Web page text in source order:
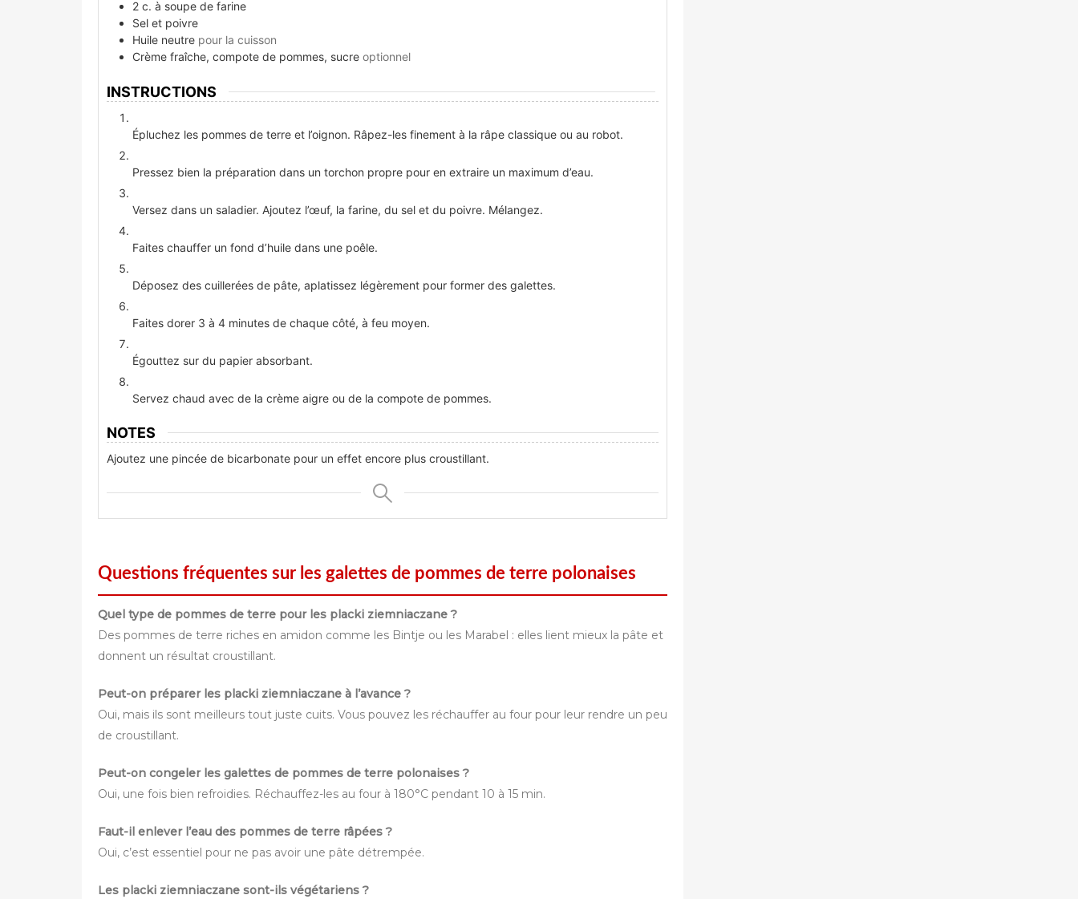
2 c. à soupe de farine
Sel et poivre
Huile neutre pour la cuisson
Crème fraîche, compote de pommes, sucre optionnel
INSTRUCTIONS
Épluchez les pommes de terre et l’oignon. Râpez-les finement à la râpe classique ou au robot.
Pressez bien la préparation dans un torchon propre pour en extraire un maximum d’eau.
Versez dans un saladier. Ajoutez l’œuf, la farine, du sel et du poivre. Mélangez.
Faites chauffer un fond d’huile dans une poêle.
Déposez des cuillerées de pâte, aplatissez légèrement pour former des galettes.
Faites dorer 3 à 4 minutes de chaque côté, à feu moyen.
Égouttez sur du papier absorbant.
Servez chaud avec de la crème aigre ou de la compote de pommes.
NOTES
Ajoutez une pincée de bicarbonate pour un effet encore plus croustillant.
Questions fréquentes sur les galettes de pommes de terre polonaises
Quel type de pommes de terre pour les placki ziemniaczane ?
Des pommes de terre riches en amidon comme les Bintje ou les Marabel : elles lient mieux la pâte et
donnent un résultat croustillant.
Peut-on préparer les placki ziemniaczane à l’avance ?
Oui, mais ils sont meilleurs tout juste cuits. Vous pouvez les réchauffer au four pour leur rendre un peu
de croustillant.
Peut-on congeler les galettes de pommes de terre polonaises ?
Oui, une fois bien refroidies. Réchauffez-les au four à 180°C pendant 10 à 15 min.
Faut-il enlever l’eau des pommes de terre râpées ?
Oui, c’est essentiel pour ne pas avoir une pâte détrempée.
Les placki ziemniaczane sont-ils végétariens ?